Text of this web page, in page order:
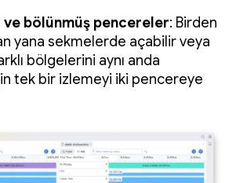
ve bölünmüş pencereler: Birden
yana sekmelerde açabilir veya
bölgelerini aynı anda
tek bir izlemeyi iki pencereye